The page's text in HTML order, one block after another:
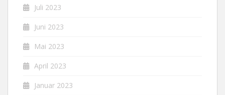
Juli 2023
Juni 2023
Mai 2023
April 2023
Januar 2023